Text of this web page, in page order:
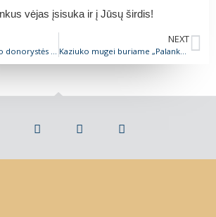
vėjas įsisuka ir į Jūsų širdis!
NEXT
Kaziuko mugei buriame „Palankaus vėjo malūnėlių“ pardavėjų komandą